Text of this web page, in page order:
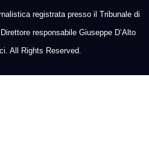
registrata presso il Tribunale di
responsabile Giuseppe D’Alto
All Rights Reserved.